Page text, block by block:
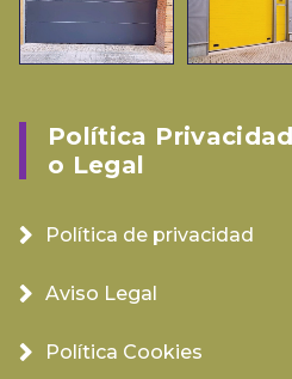
Política
O Legal
Política de privacidad
Aviso Legal
Política Cookies